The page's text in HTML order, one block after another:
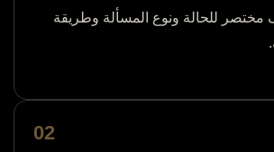
مختصر للحالة ونوع المسألة وطريقة
02